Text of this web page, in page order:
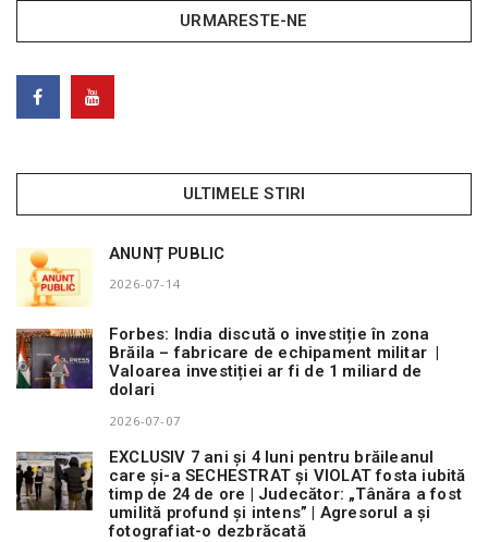
URMARESTE-NE
ULTIMELE STIRI
ANUNȚ PUBLIC
2026-07-14
Forbes: India discută o investiție în zona
Brăila – fabricare de echipament militar |
Valoarea investiției ar fi de 1 miliard de
dolari
2026-07-07
EXCLUSIV 7 ani și 4 luni pentru brăileanul
care și-a SECHESTRAT și VIOLAT fosta iubită
timp de 24 de ore | Judecător: „Tânăra a fost
umilită profund și intens” | Agresorul a și
fotografiat-o dezbrăcată